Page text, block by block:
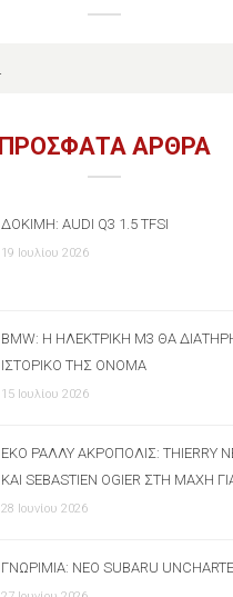
ΠΡΟΣΦΑΤΑ ΑΡΘΡΑ
ΔΟΚΙΜΉ: AUDI Q3 1.5 TFSI
19 Ιουλίου 2026
BMW: Η ΗΛΕΚΤΡΙΚΉ M3 ΘΑ
ΙΣΤΟΡΙΚΌ ΤΗΣ ΌΝΟΜΑ
15 Ιουλίου 2026
ΕΚΟ ΡΆΛΛΥ ΑΚΡΌΠΟΛΙΣ: THIERRY
ΚΑΙ SEBASTIEN OGIER ΣΤΗ ΜΆΧΗ
28 Ιουνίου 2026
ΓΝΩΡΙΜΊΑ: ΝΈΟ SUBARU